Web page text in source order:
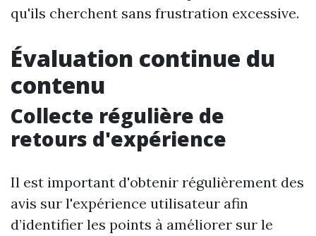
qu'ils cherchent sans frustration excessive.
Évaluation continue du
contenu
Collecte régulière de
retours d'expérience
Il est important d'obtenir régulièrement des
avis sur l'expérience utilisateur afin
d’identifier les points à améliorer sur le